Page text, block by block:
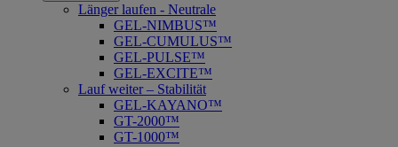
Länger laufen - Neutrale
GEL-NIMBUS™
GEL-CUMULUS™
GEL-PULSE™
GEL-EXCITE™
Lauf weiter – Stabilität
GEL-KAYANO™
GT-2000™
GT-1000™